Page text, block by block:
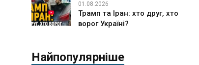
01.08.2026
Трамп та Іран: хто друг, хто
ворог Україні?
Найпопулярніше